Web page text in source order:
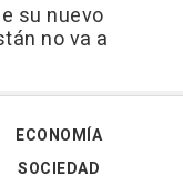
su nuevo
no va a
ECONOMÍA
SOCIEDAD